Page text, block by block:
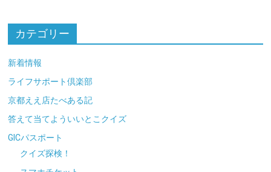
カテゴリー
新着情報
ライフサポート倶楽部
京都ええ店たべある記
答えて当てよういいとこクイズ
GICパスポート
クイズ探検！